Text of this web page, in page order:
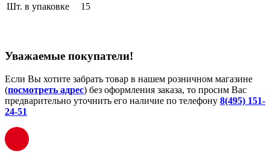
Шт. в упаковке
15
Уважаемые покупатели!
Если Вы хотите забрать товар в нашем розничном магазине
(посмотреть адрес) без оформления заказа, то просим Вас
предварительно уточнить его наличие по телефону 8(495) 151-
24-51